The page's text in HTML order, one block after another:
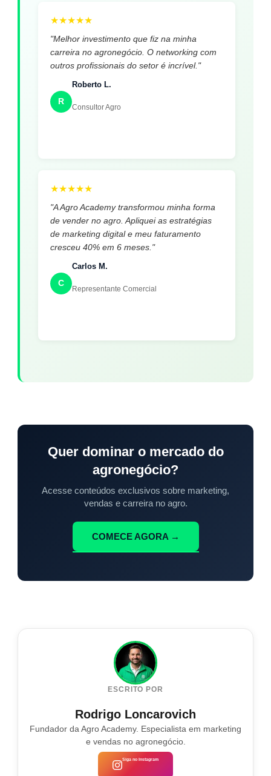
★★★★★
"Melhor investimento que fiz na minha
carreira no agronegócio. O networking com
outros profissionais do setor é incrível."
R
Roberto L.
Consultor Agro
★★★★★
"A Agro Academy transformou minha forma
de vender no agro. Apliquei as estratégias
de marketing digital e meu faturamento
cresceu 40% em 6 meses."
C
Carlos M.
Representante Comercial
Quer dominar o mercado do
agronegócio?
Acesse conteúdos exclusivos sobre marketing,
vendas e carreira no agro.
COMECE AGORA →
ESCRITO POR
Rodrigo Loncarovich
Fundador da Agro Academy. Especialista em marketing
e vendas no agronegócio.
Siga no Instagram